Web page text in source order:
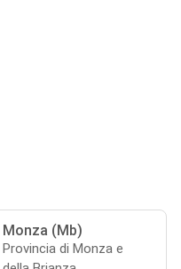
Monza (Mb)
Provincia di Monza e